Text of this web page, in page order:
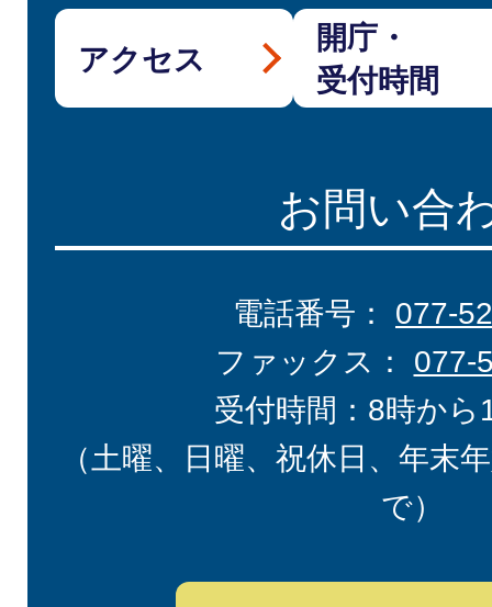
アクセス
開庁・
受付時間
お問い合
電話番号： 077-
ファックス： 077-
受付時間：8時から
（土曜、日曜、祝休日、年末
で）